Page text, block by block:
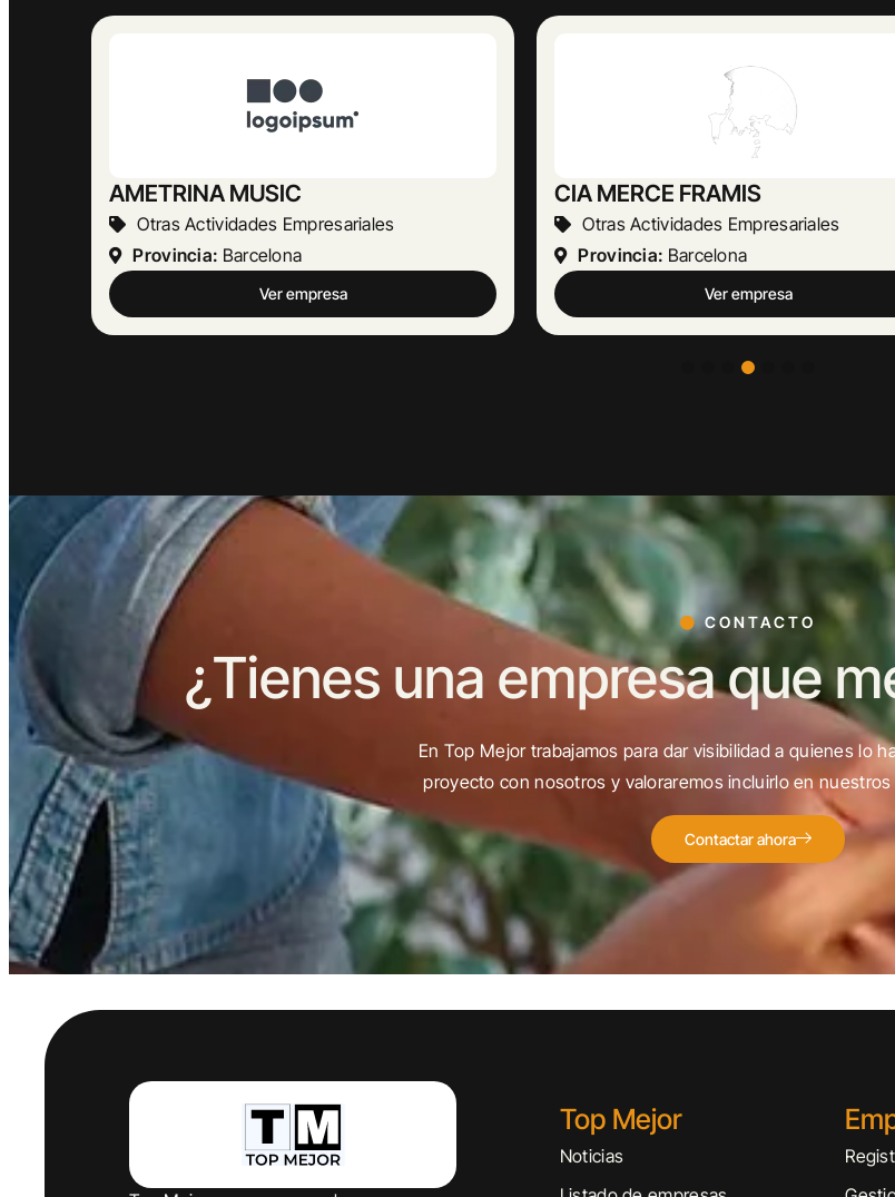
AMETRINA MUSIC
Otras Actividades Empresariales
Provincia: Barcelona
Ver empresa
CIA MERCE FRAMIS
Otras Actividades Empresariales
Provincia: Barcelona
Ver empresa
CONTACTO
¿Tienes una empresa que
En Top Mejor trabajamos para dar visibilidad a quienes lo
proyecto con nosotros y valoraremos incluirlo en
Contactar ahora
Top Mejor
Noticias